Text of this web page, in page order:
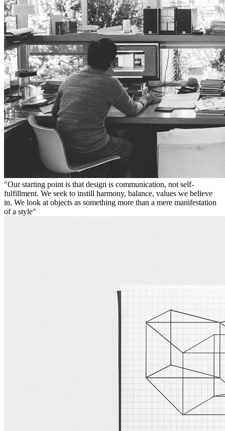
"Our starting point is that design is communication, not self-
fulfillment. We seek to instill harmony, balance, values we believe
in. We look at objects as something more than a mere manifestation
of a style"